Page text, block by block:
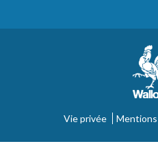
Vie privée Mentions